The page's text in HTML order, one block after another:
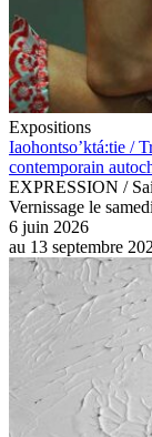
Expositions
Iaohontso’ktá:tie /
contemporain
EXPRESSION /
Vernissage le
6 juin 2026
au 13 septembre